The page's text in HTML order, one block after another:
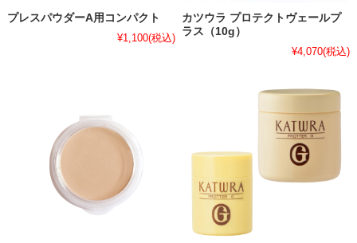
プレスパウダーA用コンパクト
¥1,100(税込)
カツウラ プロテクトヴェールプ
ラス（10g）
¥4,070(税込)